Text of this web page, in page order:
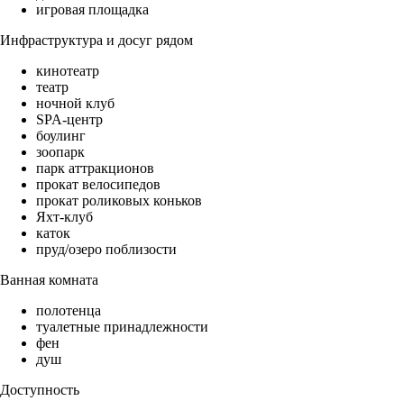
игровая площадка
Инфраструктура и досуг рядом
кинотеатр
театр
ночной клуб
SPA-центр
боулинг
зоопарк
парк аттракционов
прокат велосипедов
прокат роликовых коньков
Яхт-клуб
каток
пруд/озеро поблизости
Ванная комната
полотенца
туалетные принадлежности
фен
душ
Доступность